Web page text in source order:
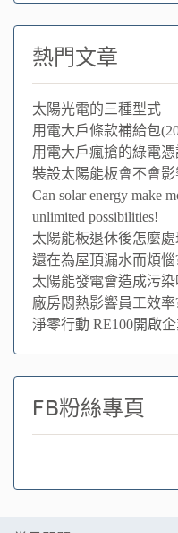
熱門文章
太陽光電的三種型式
用電大戶條款補給包
用電大戶瘋搶的綠電
裝設太陽能板會不會影
Can solar energy make
unlimited possibilities!
太陽能板退休後怎麼處
還在為屋頂漏水而煩
太陽能發電會造成污染
廠房悶熱影響員工效
淨零行動 RE100開啟
FB粉絲專頁